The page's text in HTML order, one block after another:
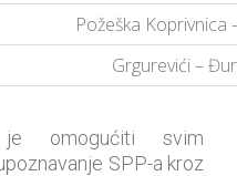
Požeška Koprivnica
Grgurevići –
omogućiti svim
SPP-a kroz